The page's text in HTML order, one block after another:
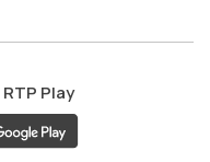
RTP Play